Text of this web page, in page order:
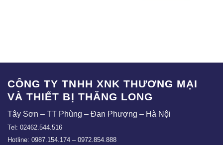
CÔNG TY TNHH XNK THƯƠNG MẠI
VÀ THIẾT BỊ THĂNG LONG
Tây Sơn – TT Phùng – Đan Phượng – Hà Nội
Tel: 02462.544.516
Hotline: 0987.154.174 – 0972.854.888